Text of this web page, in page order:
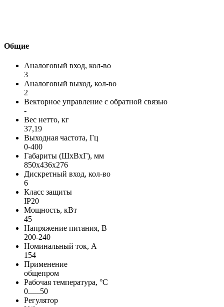
Общие
Аналоговый вход, кол-во
3
Аналоговый выход, кол-во
2
Векторное управление с обратной связью
-
Вес нетто, кг
37,19
Выходная частота, Гц
0-400
Габариты (ШхВхГ), мм
850x436x276
Дискретный вход, кол-во
6
Класс защиты
IP20
Мощность, кВт
45
Напряжение питания, В
200-240
Номинальный ток, А
154
Применение
общепром
Рабочая температура, °С
0......50
Регулятор